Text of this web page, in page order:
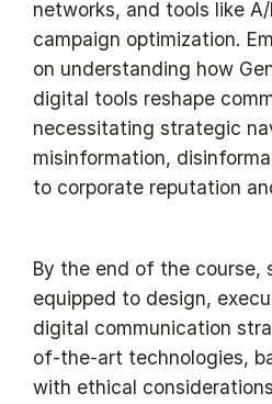
networks, and tools like
campaign optimization.
on understanding how
digital tools reshape
necessitating strategic
misinformation,
to corporate reputation
By the end of the course,
equipped to design,
digital communication
of-the-art technologies,
with ethical